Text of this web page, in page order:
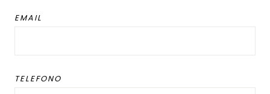
EMAIL
TELEFONO